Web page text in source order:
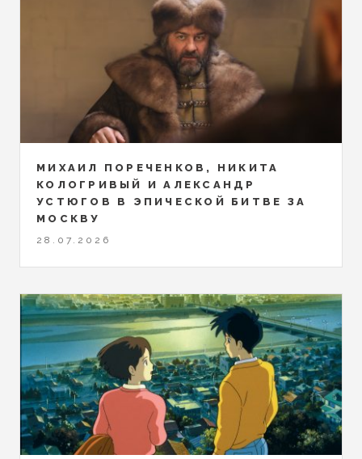
МИХАИЛ ПОРЕЧЕНКОВ, НИКИТА
КОЛОГРИВЫЙ И АЛЕКСАНДР
УСТЮГОВ В ЭПИЧЕСКОЙ БИТВЕ ЗА
МОСКВУ
28.07.2026